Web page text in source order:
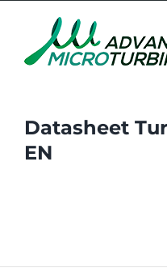
contenu
Datasheet
EN